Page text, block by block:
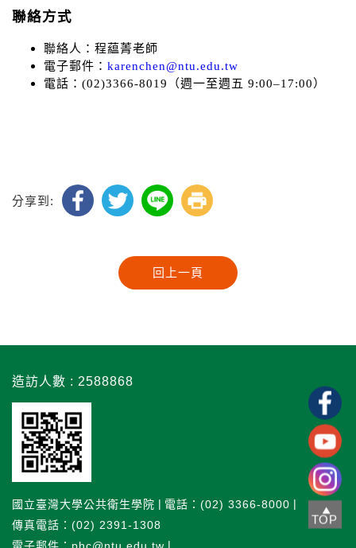
聯絡方式
聯絡人：程藴菁老師
電子郵件： karenchen@ntu.edu.tw
電話：(02)3366-8019（週一至週五 9:00–17:00）
分享到:
TOP
造訪人數 : 2588868
國立臺灣大學公共衛生學院
電話：(02) 3366-8000
傳真電話：(02) 2391-1308